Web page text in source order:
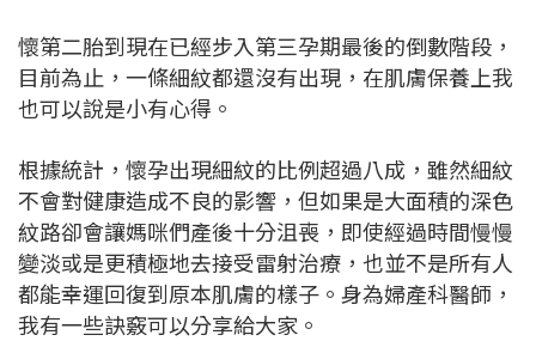
懷第二胎到現在已經步入第三孕期最後的倒數階段，
目前為止，一條細紋都還沒有出現，在肌膚保養上我
也可以說是小有心得。
根據統計，懷孕出現細紋的比例超過八成，雖然細紋
不會對健康造成不良的影響，但如果是大面積的深色
紋路卻會讓媽咪們產後十分沮喪，即使經過時間慢慢
變淡或是更積極地去接受雷射治療，也並不是所有人
都能幸運回復到原本肌膚的樣子。身為婦產科醫師，
我有一些訣竅可以分享給大家。